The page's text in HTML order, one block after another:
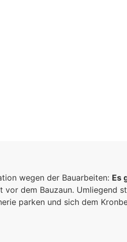
kommt auf jeden
an, zusammen
wir eine starke
wegen der Bauarbeiten: Es
vor dem Bauzaun. Umliegend
parken und sich dem